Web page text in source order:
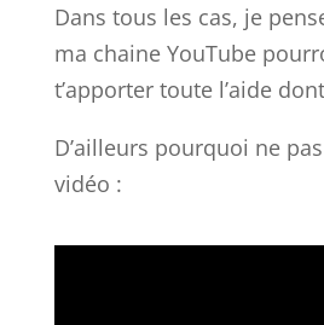
Dans tous les cas, je
ma chaine YouTube
t’apporter toute l’aide
D’ailleurs pourquoi ne
vidéo :